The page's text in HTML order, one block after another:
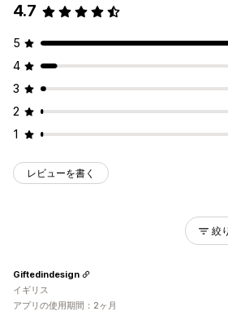
4.7
5
4
3
2
1
レビューを書く
絞
Giftedindesign
イギリス
アプリの使用期間：2ヶ月